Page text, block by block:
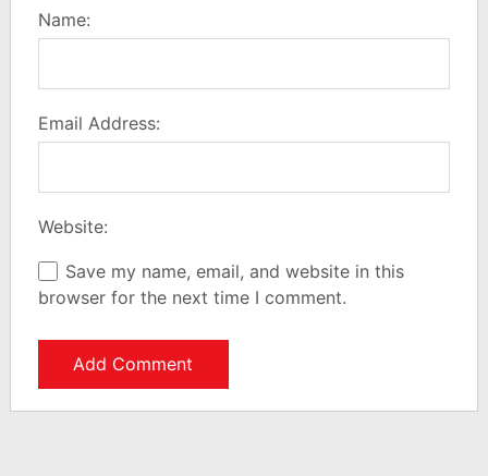
Name:
Email Address:
Website:
Save my name, email, and website in this
browser for the next time I comment.